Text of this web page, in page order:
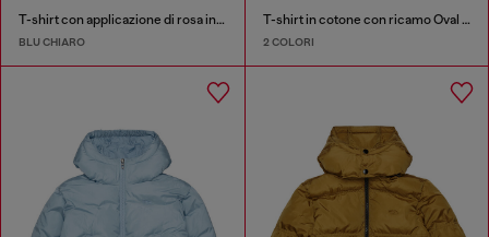
T-shirt con applicazione di rosa in denim
BLU CHIARO
T-shirt in cotone con ricamo Oval D tono su tono
2 COLORI